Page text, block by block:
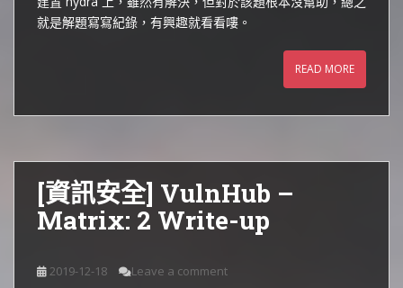
就是解題寫寫紀錄，有興趣就看看嘍。
READ MORE
[資訊安全] VulnHub –
Matrix: 2 Write-up
2019-12-18 Leave a comment